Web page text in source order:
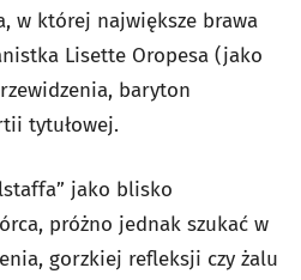
w której największe brawa
Lisette Oropesa (jako
baryton
tytułowej.
jako blisko
próżno jednak szukać w
gorzkiej refleksji czy żalu